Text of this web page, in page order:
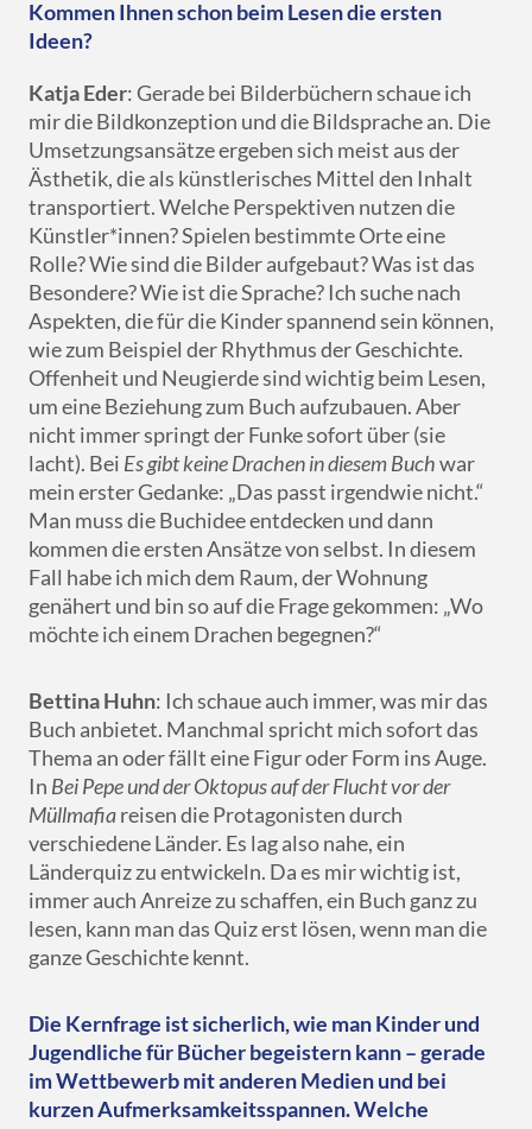
Kommen Ihnen schon beim Lesen die ersten
Ideen?
Katja Eder: Gerade bei Bilderbüchern schaue ich
mir die Bildkonzeption und die Bildsprache an. Die
Umsetzungsansätze ergeben sich meist aus der
Ästhetik, die als künstlerisches Mittel den Inhalt
transportiert. Welche Perspektiven nutzen die
Künstler*innen? Spielen bestimmte Orte eine
Rolle? Wie sind die Bilder aufgebaut? Was ist das
Besondere? Wie ist die Sprache? Ich suche nach
Aspekten, die für die Kinder spannend sein können,
wie zum Beispiel der Rhythmus der Geschichte.
Offenheit und Neugierde sind wichtig beim Lesen,
um eine Beziehung zum Buch aufzubauen. Aber
nicht immer springt der Funke sofort über (sie
lacht). Bei Es gibt keine Drachen in diesem Buchwar
mein erster Gedanke: „Das passt irgendwie nicht.“
Man muss die Buchidee entdecken und dann
kommen die ersten Ansätze von selbst. In diesem
Fall habe ich mich dem Raum, der Wohnung
genähert und bin so auf die Frage gekommen: „Wo
möchte ich einem Drachen begegnen?“
Bettina Huhn: Ich schaue auch immer, was mir das
Buch anbietet. Manchmal spricht mich sofort das
Thema an oder fällt eine Figur oder Form ins Auge.
In Bei Pepe und der Oktopus auf der Flucht vor der
Müllmafiareisen die Protagonisten durch
verschiedene Länder. Es lag also nahe, ein
Länderquiz zu entwickeln. Da es mir wichtig ist,
immer auch Anreize zu schaffen, ein Buch ganz zu
lesen, kann man das Quiz erst lösen, wenn man die
ganze Geschichte kennt.
Die Kernfrage ist sicherlich, wie man Kinder und
Jugendliche für Bücher begeistern kann – gerade
im Wettbewerb mit anderen Medien und bei
kurzen Aufmerksamkeitsspannen. Welche